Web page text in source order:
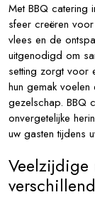
Met BBQ catering
sfeer creëren
vlees en de
uitgenodigd om
setting zorgt voor
hun gemak
gezelschap. BBQ
onvergetelijke
uw gasten tijdens
Veelzijdige